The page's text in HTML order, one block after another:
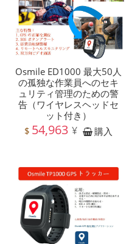
Osmile ED1000 最大50人
の孤独な作業員へのセキ
ュリティ管理のための警
告（ワイヤレスヘッドセ
ット付き）
$ 54,963 ¥ 購入